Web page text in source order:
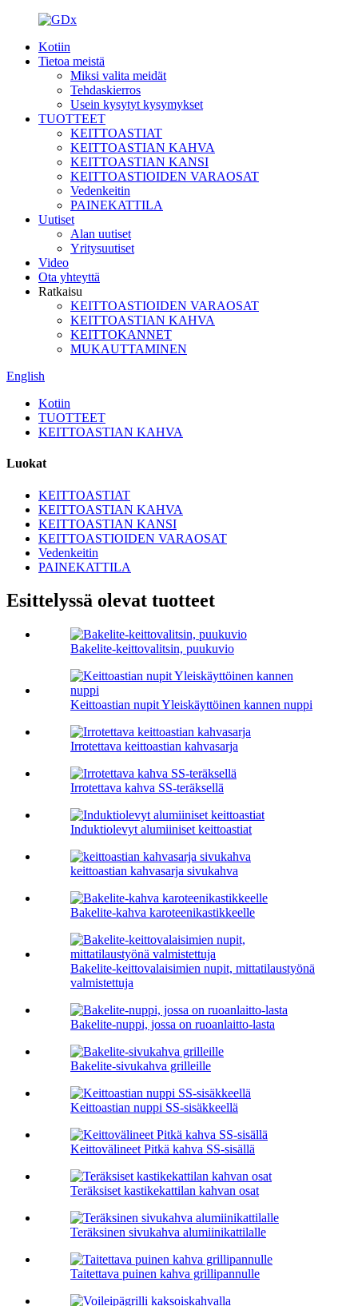
Kotiin
Tietoa meistä
Miksi valita meidät
Tehdaskierros
Usein kysytyt kysymykset
TUOTTEET
KEITTOASTIAT
KEITTOASTIAN KAHVA
KEITTOASTIAN KANSI
KEITTOASTIOIDEN VARAOSAT
Vedenkeitin
PAINEKATTILA
Uutiset
Alan uutiset
Yritysuutiset
Video
Ota yhteyttä
Ratkaisu
KEITTOASTIOIDEN VARAOSAT
KEITTOASTIAN KAHVA
KEITTOKANNET
MUKAUTTAMINEN
English
Kotiin
TUOTTEET
KEITTOASTIAN KAHVA
Luokat
KEITTOASTIAT
KEITTOASTIAN KAHVA
KEITTOASTIAN KANSI
KEITTOASTIOIDEN VARAOSAT
Vedenkeitin
PAINEKATTILA
Esittelyssä olevat tuotteet
Bakelite-keittovalitsin, puukuvio
Keittoastian nupit Yleiskäyttöinen kannen nuppi
Irrotettava keittoastian kahvasarja
Irrotettava kahva SS-teräksellä
Induktiolevyt alumiiniset keittoastiat
keittoastian kahvasarja sivukahva
Bakelite-kahva karoteenikastikkeelle
Bakelite-keittovalaisimien nupit, mittatilaustyönä
valmistettuja
Bakelite-nuppi, jossa on ruoanlaitto-lasta
Bakelite-sivukahva grilleille
Keittoastian nuppi SS-sisäkkeellä
Keittovälineet Pitkä kahva SS-sisällä
Teräksiset kastikekattilan kahvan osat
Teräksinen sivukahva alumiinikattilalle
Taitettava puinen kahva grillipannulle